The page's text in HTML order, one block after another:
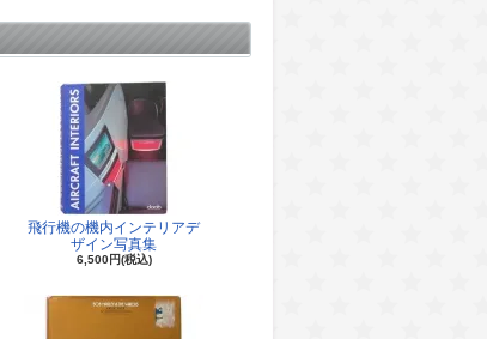
飛行機の機内インテリアデ
ザイン写真集
6,500円(税込)